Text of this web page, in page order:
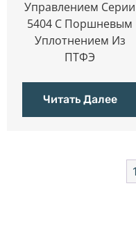
Управлением Серии
5404 С Поршневым
Уплотнением Из
ПТФЭ
Читать Далее
1